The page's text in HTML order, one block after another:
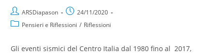
ARSDiapason
24/11/2020
Pensieri e Riflessioni / Riflessioni
Gli eventi sismici del Centro Italia dal 1980 fino al 2017,